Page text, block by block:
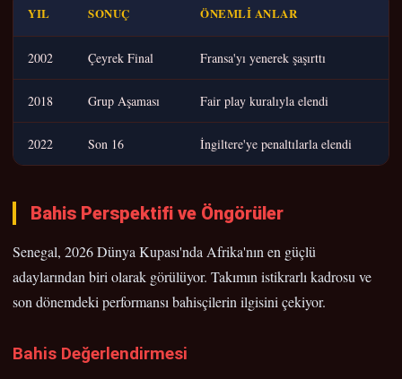
YIL SONUÇ ÖNEMLI ANLAR
2002 Çeyrek Final Fransa'yı yenerek şaşırttı
2018 Grup Aşaması Fair play kuralıyla elendi
2022 Son 16 İngiltere'ye penaltılarla elendi
Bahis Perspektifi ve Öngörüler
Senegal, 2026 Dünya Kupası'nda Afrika'nın en güçlü
adaylarından biri olarak görülüyor. Takımın istikrarlı kadrosu ve
son dönemdeki performansı bahisçilerin ilgisini çekiyor.
Bahis Değerlendirmesi